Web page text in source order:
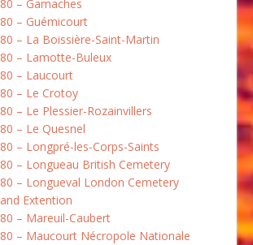
80 – Gamaches
80 – Guémicourt
80 – La Boissière-Saint-Martin
80 – Lamotte-Buleux
80 – Laucourt
80 – Le Crotoy
80 – Le Plessier-Rozainvillers
80 – Le Quesnel
80 – Longpré-les-Corps-Saints
80 – Longueau British Cemetery
80 – Longueval London Cemetery
and Extention
80 – Mareuil-Caubert
80 – Maucourt Nécropole Nationale